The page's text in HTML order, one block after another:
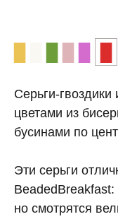
Серьги-
цветами из
бусинами по
Эти серьги
но смотрятся